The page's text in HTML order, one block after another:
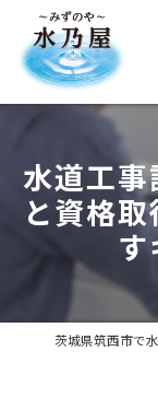
水道工
と資格